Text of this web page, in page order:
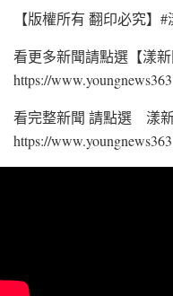
【版權所有 翻印必究】
看更多新聞請點選【漾新
https://
看完整新聞 請點選 漾
https://